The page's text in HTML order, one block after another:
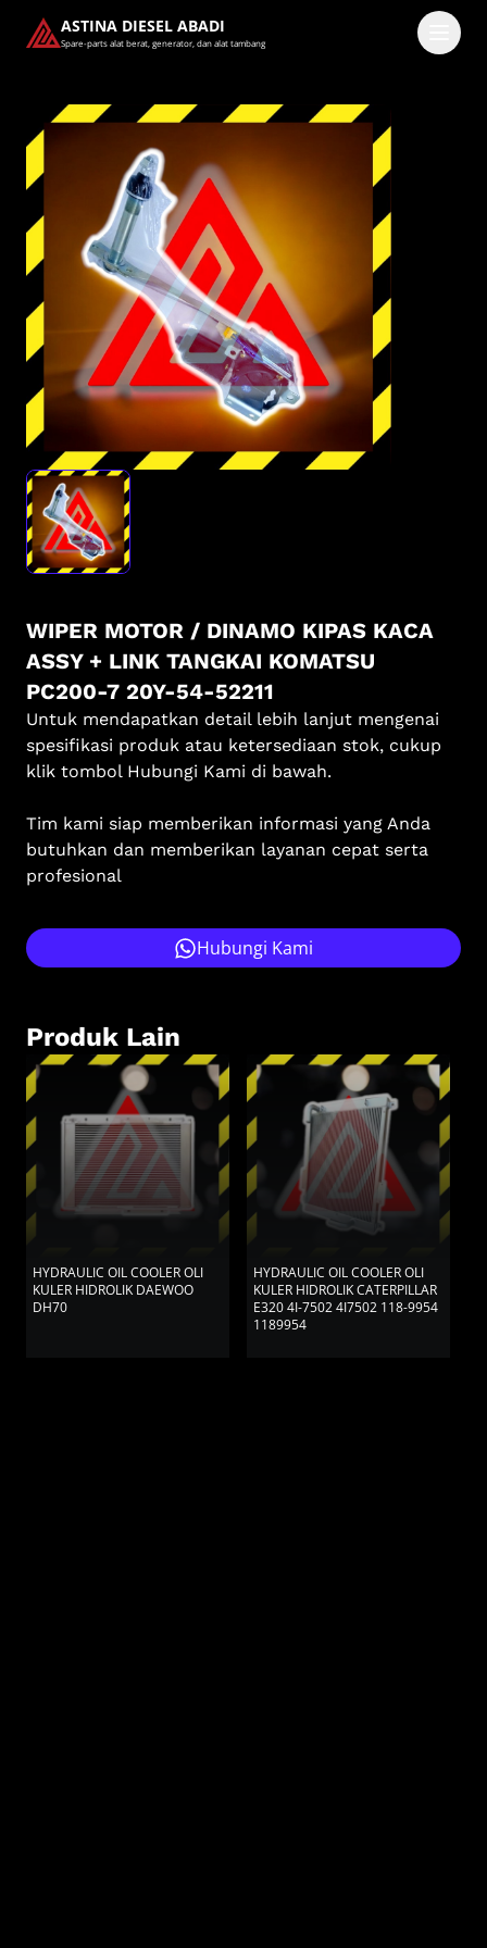
ASTINA DIESEL ABADI
Spare-parts alat berat, generator, dan alat tambang
Masuk
Pilih methode masuk
Lanjutkan dengan Google
Dengan melanjutkan, kamu telah membaca dan setuju
denganKetentuan Layanan dan Kebijakan Privasi kami.
WIPER MOTOR / DINAMO KIPAS KACA
ASSY + LINK TANGKAI KOMATSU
PC200-7 20Y-54-52211
Untuk mendapatkan detail lebih lanjut mengenai
spesifikasi produk atau ketersediaan stok, cukup
klik tombol Hubungi Kami di bawah.
Tim kami siap memberikan informasi yang Anda
butuhkan dan memberikan layanan cepat serta
profesional
Hubungi Kami
Produk Lain
HYDRAULIC OIL COOLER OLI
KULER HIDROLIK DAEWOO
DH70
HYDRAULIC OIL COOLER OLI
KULER HIDROLIK CATERPILLAR
E320 4I-7502 4I7502 118-9954
1189954